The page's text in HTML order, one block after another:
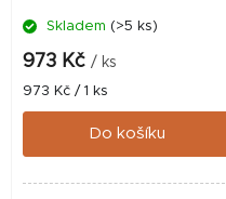
Skladem (>5 ks)
973 Kč / ks
Měrná
cena:
973 Kč / 1 ks
Do košíku